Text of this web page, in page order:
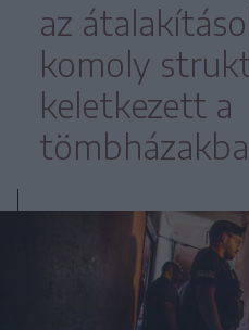
az
komoly
keletkezett a